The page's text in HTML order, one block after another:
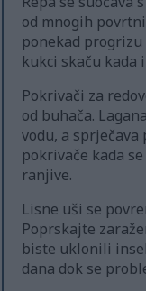
od mnogih
ponekad
kukci skaču kada
Pokrivači za
od buhača.
vodu, a
pokrivače kada
ranjive.
Lisne uši se
Poprskajte
biste uklonili
dana dok se